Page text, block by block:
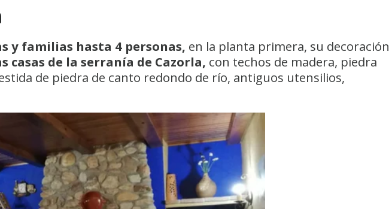
y familias hasta 4 personas, en la planta primera, su decoración
casas de la serranía de Cazorla, con techos de madera, piedra
de piedra de canto redondo de río, antiguos utensilios,